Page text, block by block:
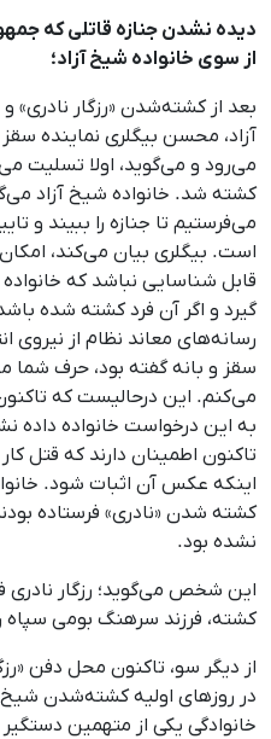
دیده نشدن جنازه قاتلی که
از سوی خانواده شیخ آزاد؛
بعد از کشته‌شدن «رزگار نادری»
آزاد، محسن بیگلری نماینده سقز
می‌رود و می‌گوید، اولا تسلیت
کشته شد. خانواده شیخ آزاد
می‌فرستیم تا جنازه را ببیند
است. بیگلری بیان می‌کند،
گیرد و اگر آن فرد کشته شده
رسانه‌های معاند نظام از نیروی
سقز و بانه گفته بود، حرف
به این درخواست خانواده داده
تاکنون اطمینان دارند که قتل
اینکه عکس آن اثبات شود.
کشته شدن «نادری» فرستاده
نشده بود.
این شخص می‌گوید؛ رزگار نادری
کشته، فرزند سرهنگ بومی سپاه
از دیگر سو، تاکنون محل دفن
در روزهای اولیه کشته‌شدن شیخ
خانوادگی یکی از متهمین